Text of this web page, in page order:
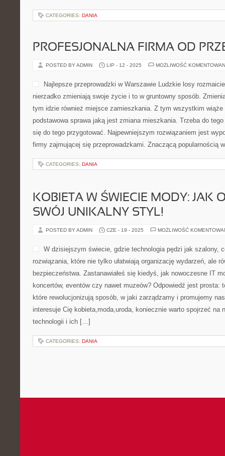
CATEGORIES: DANIA
PROFESJONALNA FIRMA OD
POSTED BY ADMIN LIP - 12 - 2025 MOŻLIWOŚĆ
Najlepsze przeprowadzki w Warszawie Ludzkie losy
nierzadko zmieniają swoje życie i to w gruntowny sposób.
tym idzie również miejsce zamieszkania. Z tym wszystkim
podstawowa sprawa jaką jest zmiana mieszkania. Trzeba do
się do tego przygotować. Najpewniejszym rozwiązaniem jest
firmy zajmującej się przeprowadzkami. Znaczącą popularnością
CATEGORIES: DANIA
KOBIETA W ŚWIECIE MODY: JAK
SWÓJ UNIKALNY STYL!
POSTED BY ADMIN CZE - 19 - 2025 MOŻLIWOŚĆ
W dzisiejszym świecie, gdzie technologia pędzi jak szalony,
rozwiązania, które nie tylko ułatwiają organizację wydarzeń, ale
bezpieczeństwa. Zastanawiałeś się kiedyś, jak nowoczesne IT
koncertów, eventów czy nawet muzeów? Odpowiedź jest prosta:
które rewolucjonizują sposób, w jaki zarządzamy i promujemy
interesuje Cię kobieta,moda,uroda, koniecznie warto spojrzeć na
technologii i ich […]
CATEGORIES: DANIA